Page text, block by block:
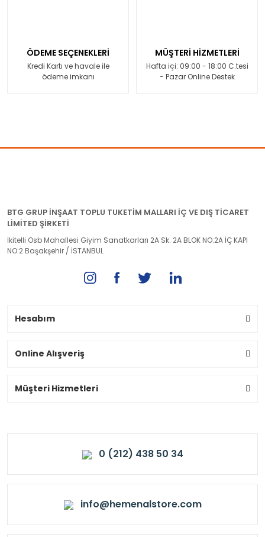
ÖDEME SEÇENEKLERİ
Kredi Kartı ve havale ile
ödeme imkanı
MÜŞTERİ HİZMETLERİ
Hafta içi: 09:00 - 18:00 C.tesi
- Pazar Online Destek
BTG GRUP İNŞAAT TOPLU TUKETİM MALLARI İÇ VE DIŞ TİCARET
LİMİTED ŞİRKETİ
İkitelli Osb Mahallesi Giyim Sanatkarları 2A Sk. 2A BLOK NO:2A İÇ KAPI
NO:2 Başakşehir / İSTANBUL
Hesabım
Online Alışveriş
Müşteri Hizmetleri
0 (212) 438 50 34
info@hemenalstore.com